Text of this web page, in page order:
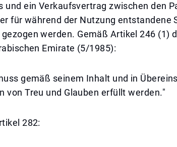
und ein Verkaufsvertrag zwischen den
für während der Nutzung entstandene
werden. Gemäß Artikel 246 (1)
Emirate (5/1985):
gemäß seinem Inhalt und in
von Treu und Glauben erfüllt werden."
282: